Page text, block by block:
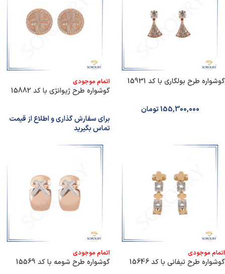
گوشواره طرح بولگاری با کد 15931
155,300,000تومان
اتمام موجودی
گوشواره طرح ژیوانژی با کد 15882
برای سفارش گذاری و اطلاع از قیمت
تماس بگیرید
اتمام موجودی
گوشواره طرح تیفانی با کد 15646
اتمام موجودی
گوشواره طرح شومه با کد 15569